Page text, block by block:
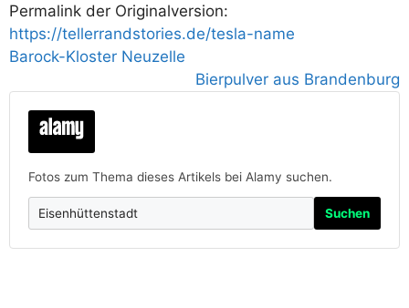
Permalink der Originalversion:
https://tellerrandstories.de/tesla-name
Barock-Kloster Neuzelle
Bierpulver aus Brandenburg
Fotos zum Thema dieses Artikels bei Alamy suchen.
Suchen